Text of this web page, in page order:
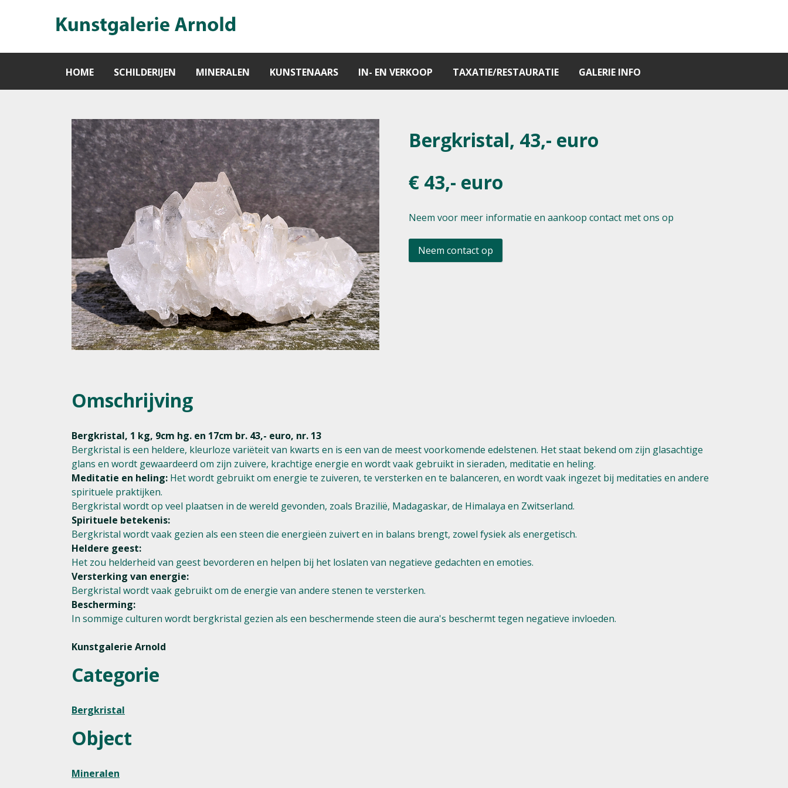
HOME SCHILDERIJEN MINERALEN KUNSTENAARS IN- EN VERKOOP TAXATIE/RESTAURATIE GALERIE INFO
Bergkristal, 43,- euro
€ 43,- euro
Neem voor meer informatie en aankoop contact met ons op
Neem contact op
Omschrijving
Bergkristal, 1 kg, 9cm hg. en 17cm br. 43,- euro, nr. 13
Bergkristal is een heldere, kleurloze variëteit van kwarts en is een van de meest voorkomende edelstenen. Het staat bekend om zijn glasachtige
glans en wordt gewaardeerd om zijn zuivere, krachtige energie en wordt vaak gebruikt in sieraden, meditatie en heling.
Meditatie en heling: Het wordt gebruikt om energie te zuiveren, te versterken en te balanceren, en wordt vaak ingezet bij meditaties en andere
spirituele praktijken.
Bergkristal wordt op veel plaatsen in de wereld gevonden, zoals Brazilië, Madagaskar, de Himalaya en Zwitserland.
Spirituele betekenis:
Bergkristal wordt vaak gezien als een steen die energieën zuivert en in balans brengt, zowel fysiek als energetisch.
Heldere geest:
Het zou helderheid van geest bevorderen en helpen bij het loslaten van negatieve gedachten en emoties.
Versterking van energie:
Bergkristal wordt vaak gebruikt om de energie van andere stenen te versterken.
Bescherming:
In sommige culturen wordt bergkristal gezien als een beschermende steen die aura's beschermt tegen negatieve invloeden.
Kunstgalerie Arnold
Categorie
Bergkristal
Object
Mineralen